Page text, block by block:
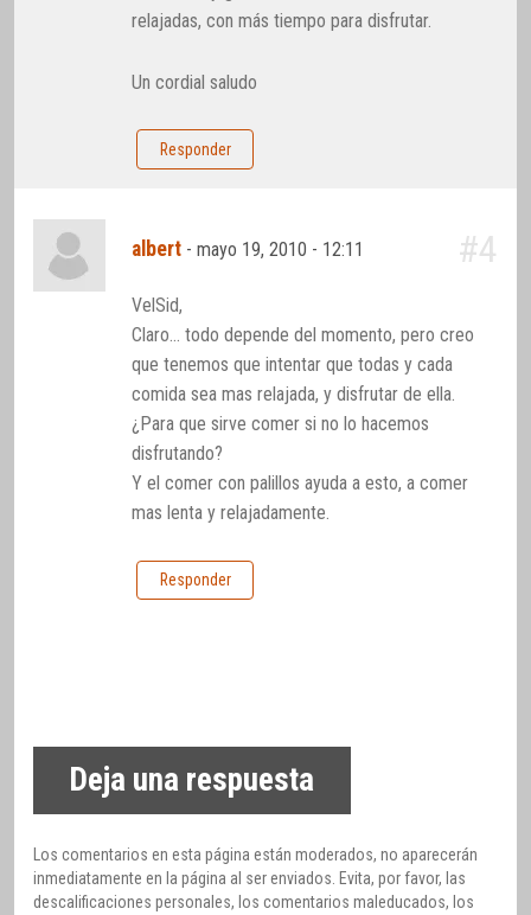
relajadas, con más tiempo para disfrutar.
Un cordial saludo
Responder
albert -mayo 19, 2010 - 12:11 #4
VelSid,
Claro… todo depende del momento, pero creo
que tenemos que intentar que todas y cada
comida sea mas relajada, y disfrutar de ella.
¿Para que sirve comer si no lo hacemos
disfrutando?
Y el comer con palillos ayuda a esto, a comer
mas lenta y relajadamente.
Responder
Deja una respuesta
Los comentarios en esta página están moderados, no aparecerán
inmediatamente en la página al ser enviados. Evita, por favor, las
descalificaciones personales, los comentarios maleducados, los